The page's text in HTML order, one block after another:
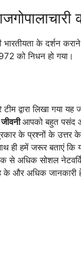
के दर्शन
को निधन हो गया।
द्वारा लिखा गया यह
जीवनीआपको बहुत पसंद
के प्रश्नों के उत्तर
ही हमें जरूर बताएं
से अधिक सोशल
और अधिक जानकारी